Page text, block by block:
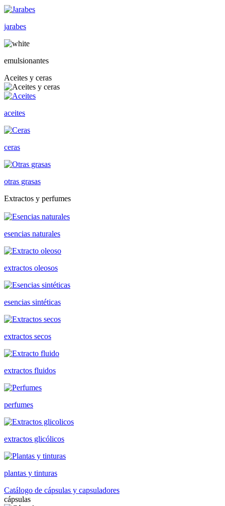
jarabes
emulsionantes
Aceites y ceras
aceites
ceras
otras grasas
Extractos y perfumes
esencias naturales
extractos oleosos
esencias sintéticas
extractos secos
extractos fluidos
perfumes
extractos glicólicos
plantas y tinturas
Catálogo de cápsulas y capsuladores
cápsulas